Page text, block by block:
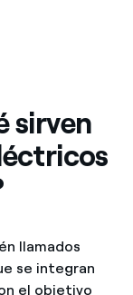
y ahorra
otro
sirven
llamados
se integran
el objetivo